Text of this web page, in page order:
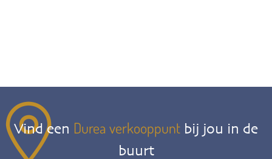
Vind een Durea verkooppunt bij jou in de
buurt